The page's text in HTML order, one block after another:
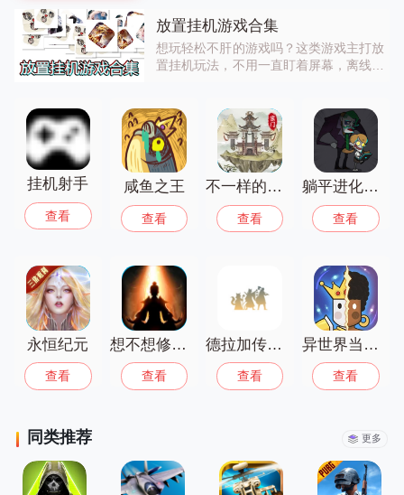
放置挂机游戏合集
想玩轻松不肝的游戏吗？这类游戏主打放
置挂机玩法，不用一直盯着屏幕，离线也
启你的轻松养肝游戏之旅吧！
挂机射手
查看
咸鱼之王
查看
不一样的修仙宗门2官方正版
查看
躺平进化战猛鬼
查看
永恒纪元
查看
想不想修真无限灵石版
查看
德拉加传说(LegendsOfDragaeaIdleDungeons)
查看
异世界当欧皇安卓版
查看
同类推荐 更多